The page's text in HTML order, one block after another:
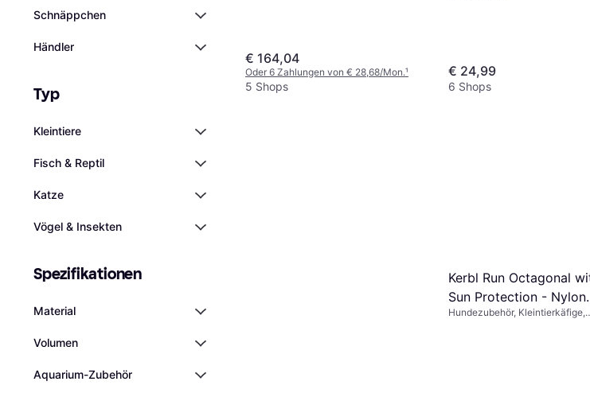
Schnäppchen
Händler
Typ
Kleintiere
Fisch & Reptil
Katze
Vögel & Insekten
Spezifikationen
Material
Volumen
Aquarium-Zubehör
€ 164,04
Oder 6 Zahlungen von € 28,68/Mon.¹
5 Shops
€ 24,99
6 Shops
Kerbl Run Octagonal
Sun Protection - Nylon
Bottom (To Run)
Hundezubehör, Kleintierkäfige,